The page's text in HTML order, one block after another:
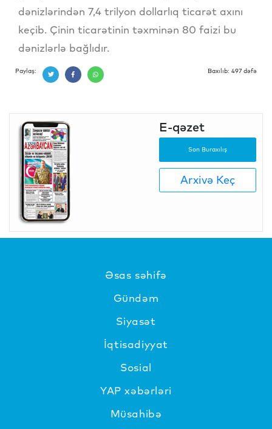
dənizlərindən 7,4 trilyon dollarlıq ticarət axını
keçib. Çinin ticarətinin təxminən 80 faizi bu
dənizlərlə bağlıdır.
Paylaş: Baxılıb: 497 dəfə
E-qəzet
Son Buraxılış
Arxivə Keç
Əsas səhifə
Gündəm
Siyasət
İqtisadiyyat
Sosial
YAP xəbərləri
Müsahibə